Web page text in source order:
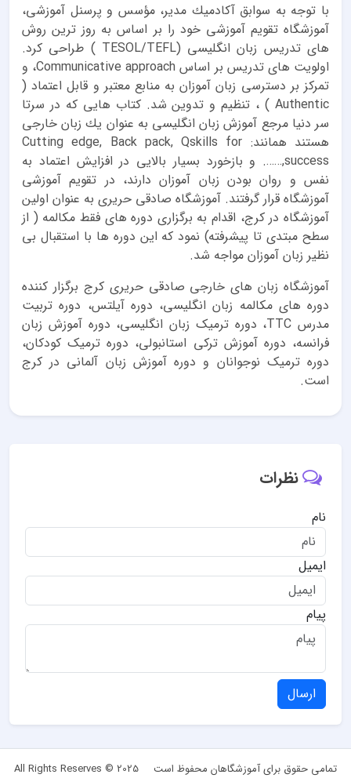
با توجه به سوابق آكادميك مدير، مؤسس و پرسنل آموزشى،
آموزشگاه تقويم آموزشى خود را بر اساس به روز ترين روش
هاى تدريس زبان انگليسى (TESOL/TEFL ) طراحى كرد.
اولويت هاى تدريس بر اساس Communicative approach، و
تمركز بر دسترسى زبان آموزان به منابع معتبر و قابل اعتماد (
Authentic ) ، تنظيم و تدوين شد. كتاب هايى كه در سرتا
سر دنيا مرجع آموزش زبان انگليسى به عنوان يك زبان خارجى
هستند همانند: Cutting edge, Back pack, Qskills for
success,……. و بازخورد بسيار بالايى در افزايش اعتماد به
نفس و روان بودن زبان آموزان دارند، در تقويم آموزشى
آموزشگاه قرار گرفتند. آموزشگاه صادقى حريرى به عنوان اولين
آموزشگاه در كرج، اقدام به برگزارى دوره هاى فقط مكالمه ( از
سطح مبتدى تا پيشرفته) نمود كه اين دوره ها با استقبال بى
نظير زبان آموزان مواجه شد.
آموزشگاه زبان هاى خارجى صادقى حريرى کرج برگزار کننده
دوره های مکالمه زبان انگلیسی، دوره آیلتس، دوره تربیت
مدرس TTC، دوره ترمیک زبان انگلیسی، دوره آموزش زبان
فرانسه، دوره آموزش ترکی استانبولی، دوره ترمیک کودکان،
دوره ترمیک نوجوانان و دوره آموزش زبان آلمانی در کرج
است.
نظرات
نام
ایمیل
پیام
ارسال
تمامی حقوق برای آموزشگاهان محفوظ است All Rights Reserves © 2025